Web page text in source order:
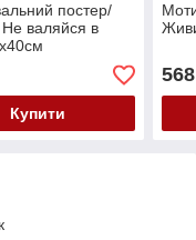
постер/
Не валяйся в
Купити
568